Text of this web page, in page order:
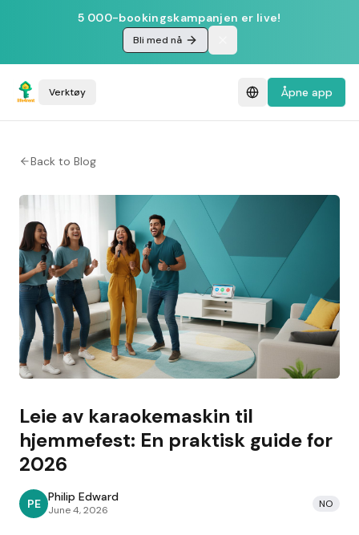
5 000-bookingskampanjen er live!
Bli med nå
Verktøy Åpne app
Back to Blog
Leie av karaokemaskin til
hjemmefest: En praktisk guide for
2026
PE Philip Edward
June 4, 2026 NO